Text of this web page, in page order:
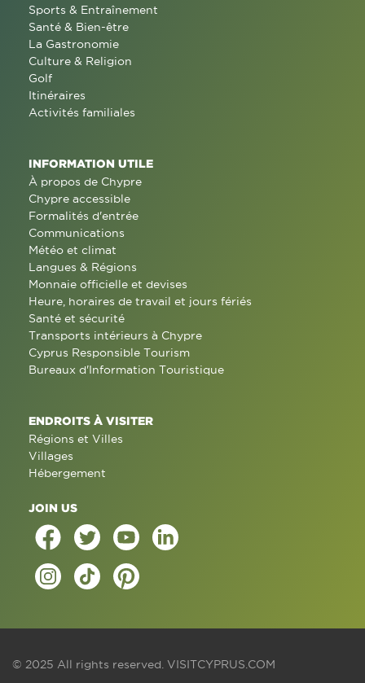
Sports & Entraînement
Santé & Bien-être
La Gastronomie
Culture & Religion
Golf
Itinéraires
Activités familiales
INFORMATION UTILE
À propos de Chypre
Chypre accessible
Formalités d'entrée
Communications
Météo et climat
Langues & Régions
Monnaie officielle et devises
Heure, horaires de travail et jours fériés
Santé et sécurité
Transports intérieurs à Chypre
Cyprus Responsible Tourism
Bureaux d'Information Touristique
ENDROITS À VISITER
Régions et Villes
Villages
Hébergement
JOIN US
© 2025 All rights reserved. VISITCYPRUS.COM